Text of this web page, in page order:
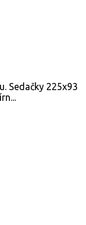
Sedačky 225x93